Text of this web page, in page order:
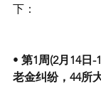
下：
• 第1周(2月14日-
老金纠纷，44所